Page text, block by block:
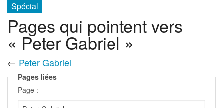
Spécial
Pages qui pointent vers
« Peter Gabriel »
← Peter Gabriel
Pages liées
Page :